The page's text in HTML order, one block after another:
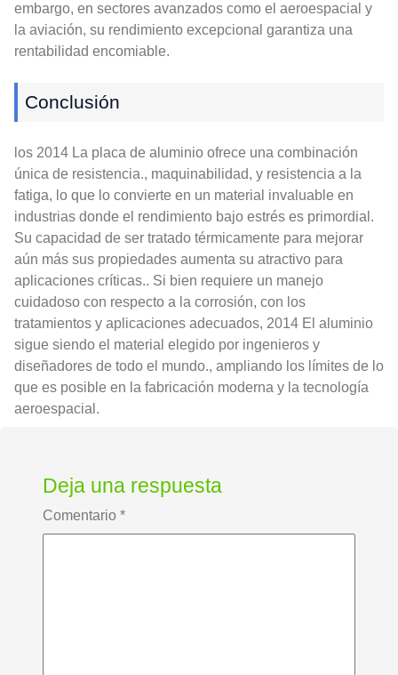
embargo, en sectores avanzados como el aeroespacial y
la aviación, su rendimiento excepcional garantiza una
rentabilidad encomiable.
Conclusión
los 2014 La placa de aluminio ofrece una combinación
única de resistencia., maquinabilidad, y resistencia a la
fatiga, lo que lo convierte en un material invaluable en
industrias donde el rendimiento bajo estrés es primordial.
Su capacidad de ser tratado térmicamente para mejorar
aún más sus propiedades aumenta su atractivo para
aplicaciones críticas.. Si bien requiere un manejo
cuidadoso con respecto a la corrosión, con los
tratamientos y aplicaciones adecuados, 2014 El aluminio
sigue siendo el material elegido por ingenieros y
diseñadores de todo el mundo., ampliando los límites de lo
que es posible en la fabricación moderna y la tecnología
aeroespacial.
Deja una respuesta
Comentario *